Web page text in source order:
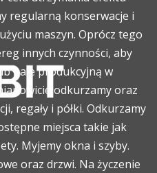
regularną konserwacje i
maszyn. Oprócz tego
innych czynności, aby
hale produkcyjną w
odkurzamy oraz
regały i półki. Odkurzamy
miejsca takie jak
Myjemy okna i szyby.
oraz drzwi. Na życzenie